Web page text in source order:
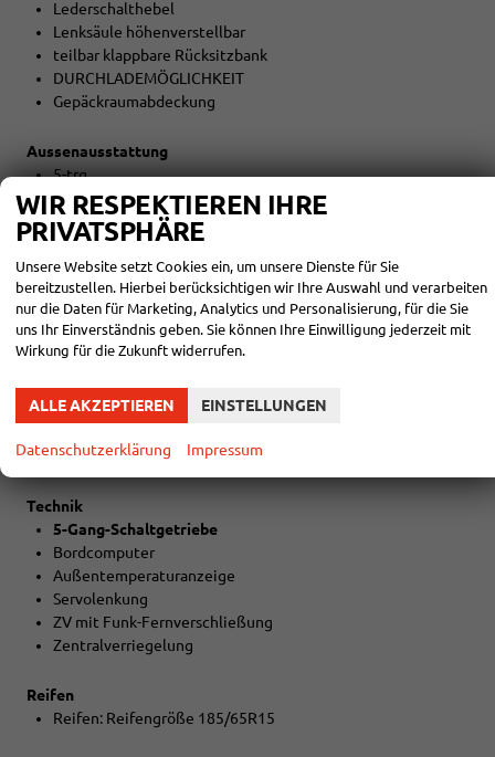
Lederschalthebel
Lenksäule höhenverstellbar
teilbar klappbare Rücksitzbank
DURCHLADEMÖGLICHKEIT
Gepäckraumabdeckung
Aussenausstattung
5-trg.
el. Fensterheber vorne
el. Außenspiegel beheizbar
Colorverglasung
Licht und Sicht
LED-SCHEINWERFER (VOLL)
LED-Tagfahrlicht
LED-Heckleuchten
Lichtautomatik
Coming-Home-Funktion
NEBELSCHEINWERFER
Technik
5-Gang-Schaltgetriebe
Bordcomputer
Außentemperaturanzeige
Servolenkung
ZV mit Funk-Fernverschließung
Zentralverriegelung
Reifen
Reifen: Reifengröße 185/65R15
WIR RESPEKTIEREN IHRE
PRIVATSPHÄRE
Unsere Website setzt Cookies ein, um unsere Dienste für Sie
bereitzustellen. Hierbei berücksichtigen wir Ihre Auswahl und verarbeiten
nur die Daten für Marketing, Analytics und Personalisierung, für die Sie
uns Ihr Einverständnis geben. Sie können Ihre Einwilligung jederzeit mit
Wirkung für die Zukunft widerrufen.
ALLE AKZEPTIEREN EINSTELLUNGEN
Datenschutzerklärung Impressum